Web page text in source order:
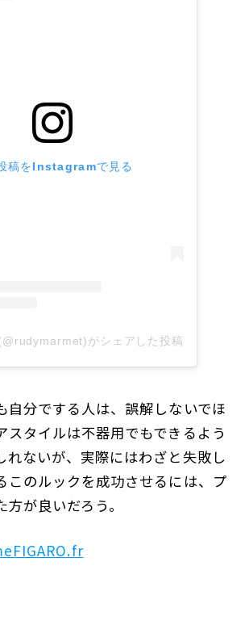
稿をInstagramで見る
がシェアした投稿
自分でする人は、誤解しないでほ
スタイルは不器用でもできるよう
れないが、実際にはわざと失敗し
このルックを成功させるには、プ
が良いだろう。